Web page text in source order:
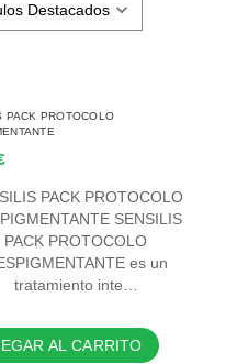
PACK PROTOCOLO
PACK PROTOCOLO
SENSILIS
PACK PROTOCOLO
es un
tratamiento inte…
AL CARRITO